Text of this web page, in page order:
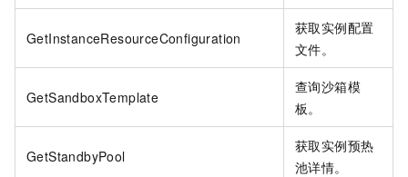
GetInstanceResourceConfiguration
获取实例配置
文件。
GetSandboxTemplate
查询沙箱模
板。
GetStandbyPool
获取实例预热
池详情。